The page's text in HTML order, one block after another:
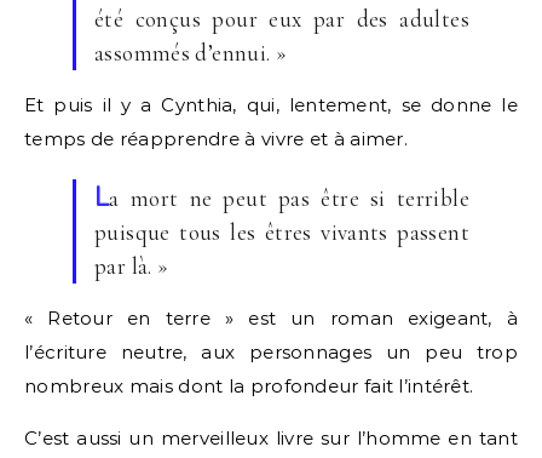
été conçus pour eux par des adultes
assommés d’ennui. »
Et puis il y a Cynthia, qui, lentement, se donne le
temps de réapprendre à vivre et à aimer.
La mort ne peut pas être si terrible
puisque tous les êtres vivants passent
par là. »
« Retour en terre » est un roman exigeant, à
l’écriture neutre, aux personnages un peu trop
nombreux mais dont la profondeur fait l’intérêt.
C’est aussi un merveilleux livre sur l’homme en tant